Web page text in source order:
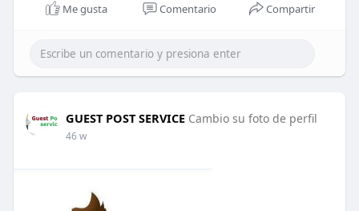
Me gusta Comentario Compartir
GUEST POST SERVICE Cambio su foto de perfil
46 w